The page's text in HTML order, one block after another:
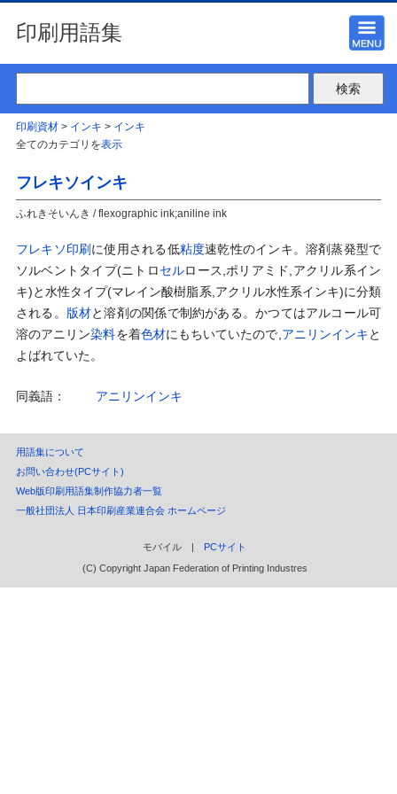
印刷用語集
印刷資材> インキ > インキ
全てのカテゴリを表示
フレキソインキ
ふれきそいんき / flexographic ink;aniline ink
フレキソ印刷 に使用される低粘度速乾性のインキ。溶剤蒸発型で
ソルベントタイプ(ニトロセルロース,ポリアミド,アクリル系イン
キ)と水性タイプ(マレイン酸樹脂系,アクリル水性系インキ)に分類
される。 版材と溶剤の関係で制約がある。かつてはアルコール可
溶のアニリン染料を着色材にもちいていたので, アニリンインキと
よばれていた。
同義語： アニリンインキ
用語集について
お問い合わせ(PCサイト)
Web版印刷用語集制作協力者一覧
一般社団法人 日本印刷産業連合会 ホームページ
モバイル | PCサイト
(C) Copyright Japan Federation of Printing Industres